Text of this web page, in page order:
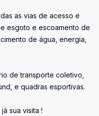
as vias de acesso e
esgoto e escoamento de
de água, energia,
de transporte coletivo,
e quadras esportivas.
sua visita !